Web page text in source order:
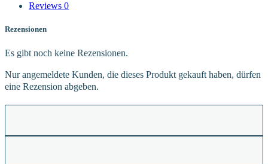
Reviews 0
Rezensionen
Es gibt noch keine Rezensionen.
Nur angemeldete Kunden, die dieses Produkt gekauft haben, dürfen
eine Rezension abgeben.